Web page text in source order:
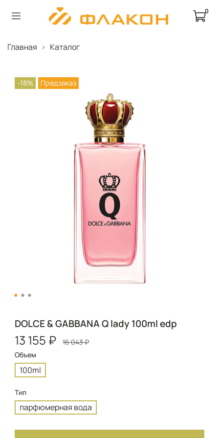
0
Главная Каталог
-18% Предзаказ
DOLCE & GABBANA Q lady 100ml edp
13 155 ₽
16 043 ₽
Объем
100ml
Тип
парфюмерная вода